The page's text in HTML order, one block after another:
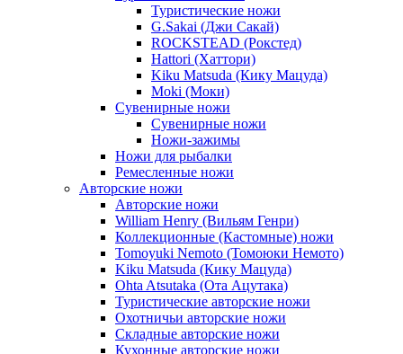
Туристические ножи
G.Sakai (Джи Сакай)
ROCKSTEAD (Рокстед)
Hattori (Хаттори)
Kiku Matsuda (Кику Мацуда)
Moki (Моки)
Сувенирные ножи
Сувенирные ножи
Ножи-зажимы
Ножи для рыбалки
Ремесленные ножи
Авторские ножи
Авторские ножи
William Henry (Вильям Генри)
Коллекционные (Кастомные) ножи
Tomoyuki Nemoto (Томоюки Немото)
Kiku Matsuda (Кику Мацуда)
Ohta Atsutaka (Ота Ацутака)
Туристические авторские ножи
Охотничьи авторские ножи
Складные авторские ножи
Кухонные авторские ножи